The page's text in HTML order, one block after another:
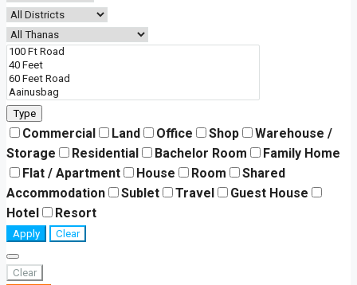
Type
Commercial Land Office Shop
Warehouse /
Storage
Residential Bachelor Room
Family Home
Flat / Apartment
House Room
Shared
Accommodation
Sublet Travel
Guest House
Hotel
Resort
Apply Clear
Clear